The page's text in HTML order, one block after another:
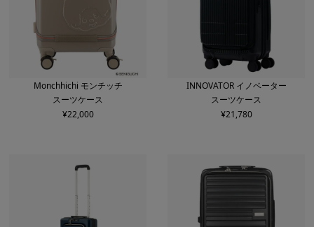
Monchhichi モンチッチ
スーツケース
¥22,000
INNOVATOR イノベーター
スーツケース
¥21,780